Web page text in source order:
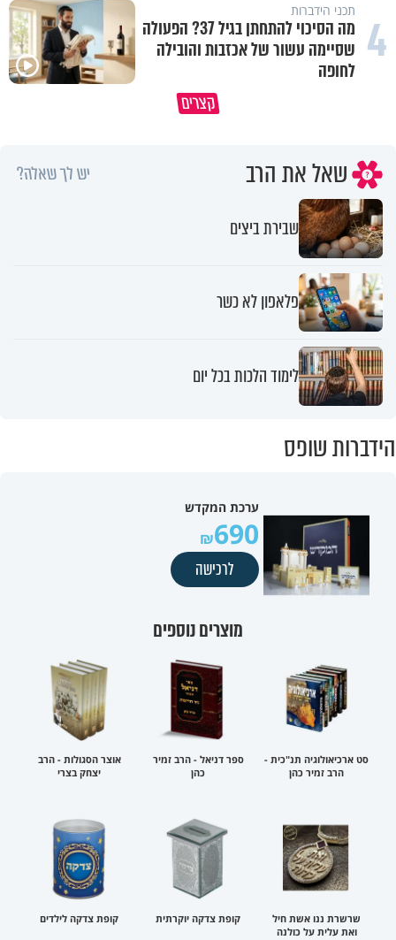
4 תכני הידברות
מה הסיכוי להתחתן בגיל 37? הפעולה
שסיימה עשור של אכזבות והובילה
לחופה
קצרים
שאל את הרב יש לך שאלה?
שבירת ביצים
פלאפון לא כשר
לימוד הלכות בכל יום
הידברות שופס
ערכת המקדש
690
לרכישה
מוצרים נוספים
סט ארכיאולוגיה תנ"כית -
הרב זמיר כהן
ספר דניאל - הרב זמיר
כהן
אוצר הסגולות - הרב
יצחק בצרי
שרשרת ננו אשת חיל
ואת עלית על כולנה
קופת צדקה יוקרתית קופת צדקה לילדים